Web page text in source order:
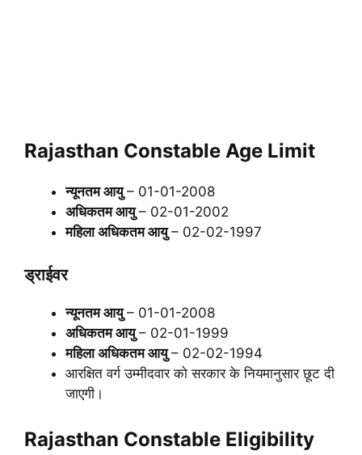
Rajasthan Constable Age Limit
न्यूनतम आयु– 01-01-2008
अधिकतम आयु– 02-01-2002
महिला अधिकतम आयु– 02-02-1997
ड्राईवर
न्यूनतम आयु– 01-01-2008
अधिकतम आयु– 02-01-1999
महिला अधिकतम आयु– 02-02-1994
आरक्षित वर्ग उम्मीदवार को सरकार के नियमानुसार छूट दी
जाएगी।
Rajasthan Constable Eligibility